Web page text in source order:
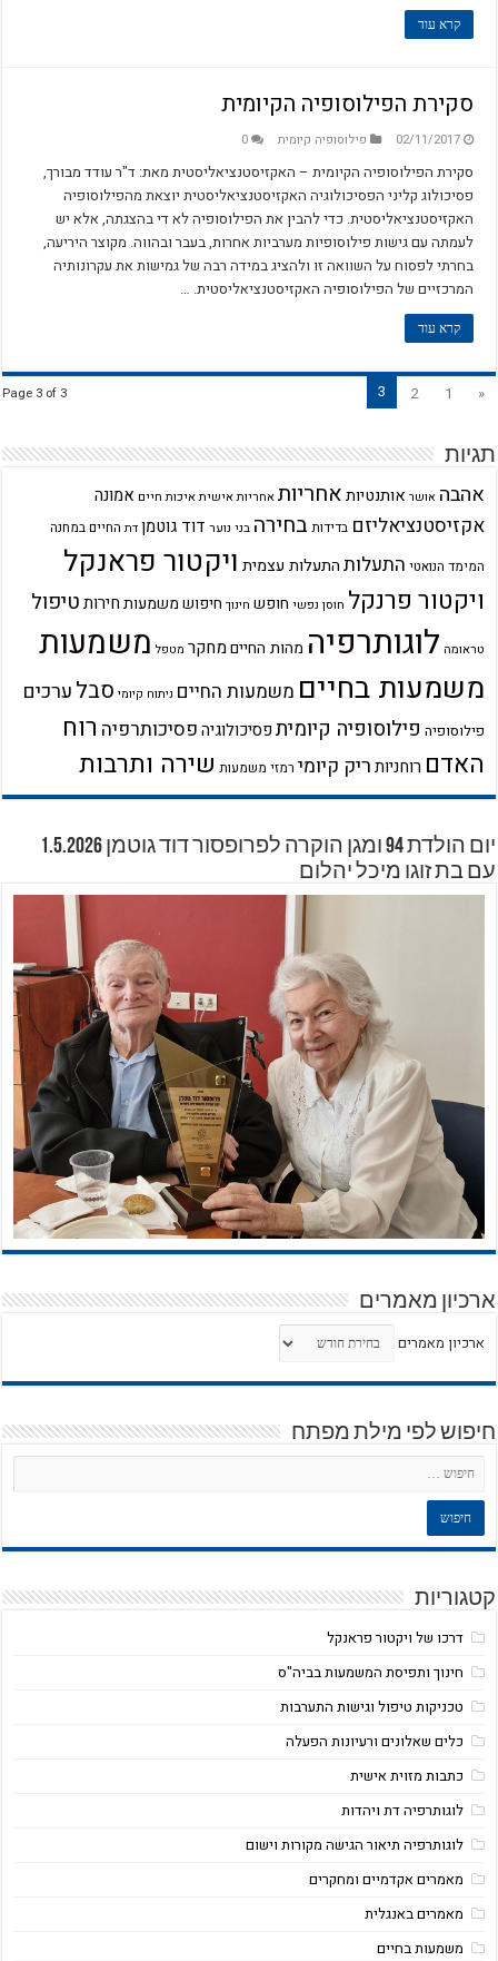
קרא עוד
סקירת הפילוסופיה הקיומית
02/11/2017 פילוסופיה קיומית 0
סקירת הפילוסופיה הקיומית – האקזיסטנציאליסטית מאת: ד"ר עודד מבורך,
פסיכולוג קליני הפסיכולוגיה האקזיסטנציאליסטית יוצאת מהפילוסופיה
האקזיסטנציאליסטית. כדי להבין את הפילוסופיה לא די בהצגתה, אלא יש
לעמתה עם גישות פילוסופיות מערביות אחרות, בעבר ובהווה. מקוצר היריעה,
בחרתי לפסוח על השוואה זו ולהציג במידה רבה של גמישות את עקרונותיה
המרכזיים של הפילוסופיה האקזיסטנציאליסטית. …
קרא עוד
Page 3 of 3 «
1
2
3
תגיות
אהבה אושר אותנטיותאחריותאחריות אישיתאיכות חיים אמונה
אקזיסטנציאליזם בדידותבחירה בני נוער דוד גוטמן דת החיים במחנה
המימד הנואטי התעלותהתעלות עצמית ויקטור פראנקל
ויקטור פרנקל חוסן נפשי חופש חינוך חיפוש משמעותחירותטיפול
טראומה לוגותרפיה מהות החייםמחקר מטפל משמעות
משמעות בחיים משמעות החיים ניתוח קיומי סבלערכים
פילוסופיה פילוסופיה קיומיתפסיכולוגיהפסיכותרפיה רוח
האדם רוחניותריק קיומי רמזי משמעות שירה ותרבות
יום הולדת 94 ומגן הוקרה לפרופסור דוד גוטמן 1.5.2026
עם בת זוגו מיכל יהלום
ארכיון מאמרים
ארכיון מאמרים
חיפוש לפי מילת מפתח
קטגוריות
דרכו של ויקטור פראנקל
חינוך ותפיסת המשמעות בביה"ס
טכניקות טיפול וגישות התערבות
כלים שאלונים ורעיונות הפעלה
כתבות מזוית אישית
לוגותרפיה דת ויהדות
לוגותרפיה תיאור הגישה מקורות וישום
מאמרים אקדמיים ומחקרים
מאמרים באנגלית
משמעות בחיים